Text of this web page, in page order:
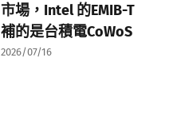
市場，Intel 的EMIB-T
補的是台積電CoWoS
2026/07/16